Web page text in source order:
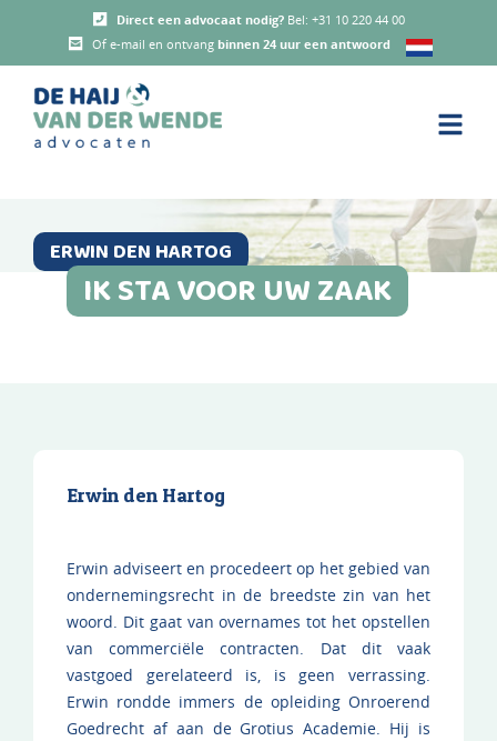
Direct een advocaat nodig? Bel: +31 10 220 44 00
Of e-mail en ontvang binnen 24 uur een antwoord
ERWIN DEN HARTOG
IK STA VOOR UW ZAAK
Erwin den Hartog
Erwin adviseert en procedeert op het gebied van
ondernemingsrecht in de breedste zin van het
woord. Dit gaat van overnames tot het opstellen
van commerciële contracten. Dat dit vaak
vastgoed gerelateerd is, is geen verrassing.
Erwin rondde immers de opleiding Onroerend
Goedrecht af aan de Grotius Academie. Hij is